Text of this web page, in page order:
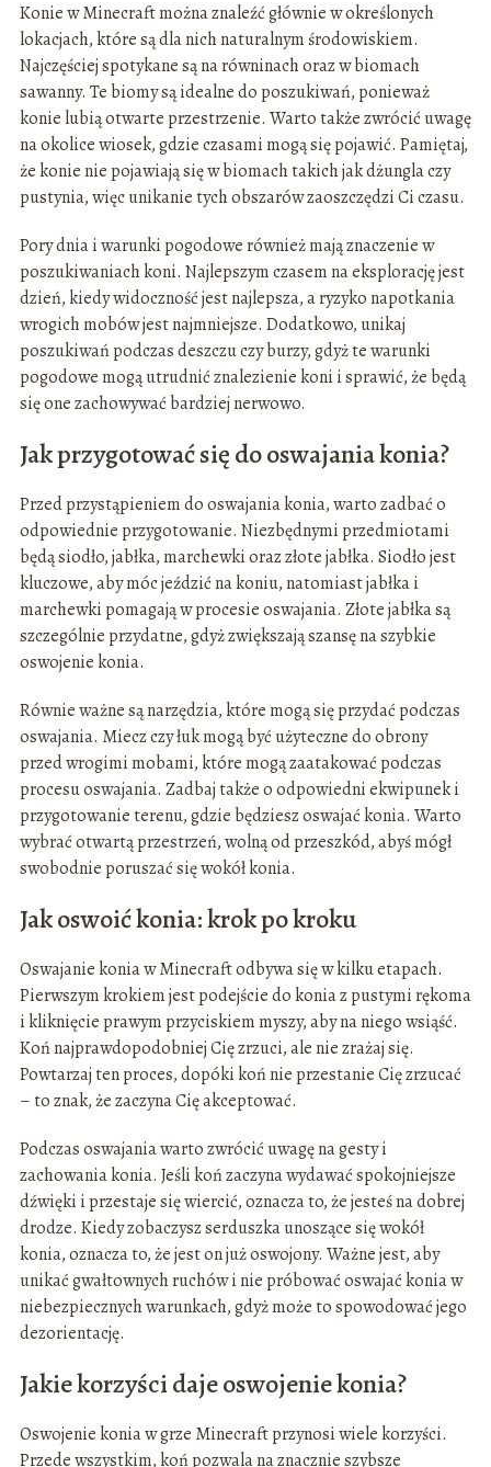
Konie w Minecraft można znaleźć głównie w określonych
lokacjach, które są dla nich naturalnym środowiskiem.
Najczęściej spotykane są na równinach oraz w biomach
sawanny. Te biomy są idealne do poszukiwań, ponieważ
konie lubią otwarte przestrzenie. Warto także zwrócić uwagę
na okolice wiosek, gdzie czasami mogą się pojawić. Pamiętaj,
że konie nie pojawiają się w biomach takich jak dżungla czy
pustynia, więc unikanie tych obszarów zaoszczędzi Ci czasu.
Pory dnia i warunki pogodowe również mają znaczenie w
poszukiwaniach koni. Najlepszym czasem na eksplorację jest
dzień, kiedy widoczność jest najlepsza, a ryzyko napotkania
wrogich mobów jest najmniejsze. Dodatkowo, unikaj
poszukiwań podczas deszczu czy burzy, gdyż te warunki
pogodowe mogą utrudnić znalezienie koni i sprawić, że będą
się one zachowywać bardziej nerwowo.
Jak przygotować się do oswajania konia?
Przed przystąpieniem do oswajania konia, warto zadbać o
odpowiednie przygotowanie. Niezbędnymi przedmiotami
będą siodło, jabłka, marchewki oraz złote jabłka. Siodło jest
kluczowe, aby móc jeździć na koniu, natomiast jabłka i
marchewki pomagają w procesie oswajania. Złote jabłka są
szczególnie przydatne, gdyż zwiększają szansę na szybkie
oswojenie konia.
Równie ważne są narzędzia, które mogą się przydać podczas
oswajania. Miecz czy łuk mogą być użyteczne do obrony
przed wrogimi mobami, które mogą zaatakować podczas
procesu oswajania. Zadbaj także o odpowiedni ekwipunek i
przygotowanie terenu, gdzie będziesz oswajać konia. Warto
wybrać otwartą przestrzeń, wolną od przeszkód, abyś mógł
swobodnie poruszać się wokół konia.
Jak oswoić konia: krok po kroku
Oswajanie konia w Minecraft odbywa się w kilku etapach.
Pierwszym krokiem jest podejście do konia z pustymi rękoma
i kliknięcie prawym przyciskiem myszy, aby na niego wsiąść.
Koń najprawdopodobniej Cię zrzuci, ale nie zrażaj się.
Powtarzaj ten proces, dopóki koń nie przestanie Cię zrzucać
– to znak, że zaczyna Cię akceptować.
Podczas oswajania warto zwrócić uwagę na gesty i
zachowania konia. Jeśli koń zaczyna wydawać spokojniejsze
dźwięki i przestaje się wiercić, oznacza to, że jesteś na dobrej
drodze. Kiedy zobaczysz serduszka unoszące się wokół
konia, oznacza to, że jest on już oswojony. Ważne jest, aby
unikać gwałtownych ruchów i nie próbować oswajać konia w
niebezpiecznych warunkach, gdyż może to spowodować jego
dezorientację.
Jakie korzyści daje oswojenie konia?
Oswojenie konia w grze Minecraft przynosi wiele korzyści.
Przede wszystkim, koń pozwala na znacznie szybsze